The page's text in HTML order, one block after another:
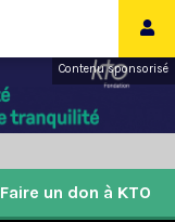
Contenu sponsorisé
Faire un don à KTO